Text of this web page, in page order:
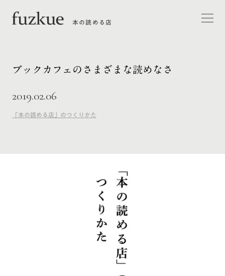
本の読める店
ブックカフェのさまざまな読めなさ
2019.02.06
「本の読める店」のつくりかた